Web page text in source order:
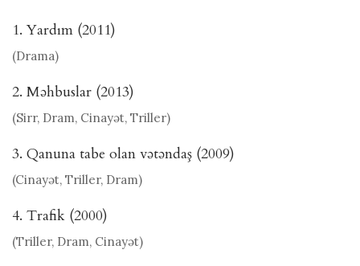
1. Yardım (2011)
(Drama)
2. Məhbuslar (2013)
(Sirr, Dram, Cinayət, Triller)
3. Qanuna tabe olan vətəndaş (2009)
(Cinayət, Triller, Dram)
4. Trafik (2000)
(Triller, Dram, Cinayət)